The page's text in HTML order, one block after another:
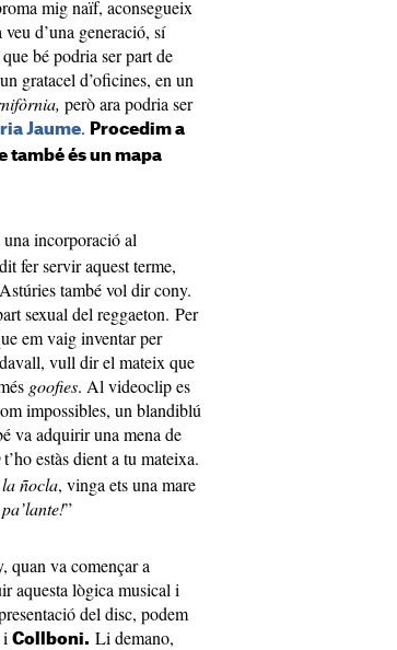
mig naïf, aconsegueix
d’una generació, sí
bé podria ser part de
gratacel d’oficines, en un
però ara podria ser
Jaume. Procedim a
també és un mapa
incorporació al
fer servir aquest terme,
també vol dir cony.
sexual del reggaeton. Per
em vaig inventar per
vull dir el mateix que
goofies. Al videoclip es
impossibles, un blandiblú
va adquirir una mena de
t’ho estàs dient a tu mateixa.
ñocla, vinga ets una mare
pa’lante!”
quan va començar a
aquesta lògica musical i
del disc, podem
i Collboni. Li demano,